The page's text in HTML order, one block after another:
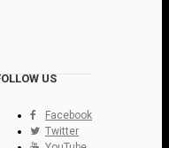
US
Facebook
Twitter